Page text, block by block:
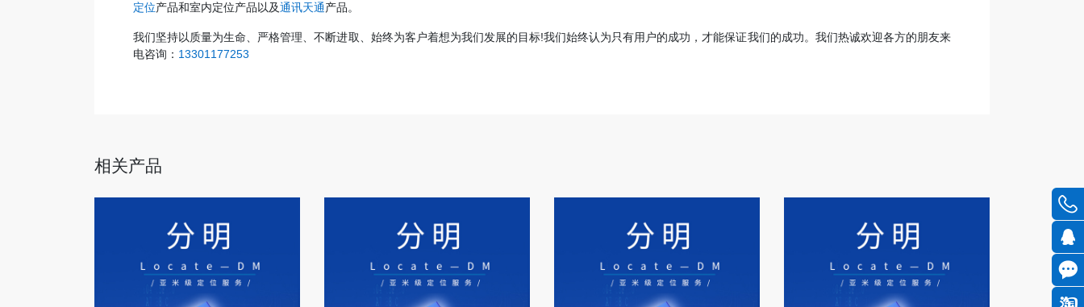
定位产品和室内定位产品以及通讯天通产品。
我们坚持以质量为生命、严格管理、不断进取、始终为客户着想为我们发展的目标!我们始终认为只有用户的成功，才能保证我们的成功。我们热诚欢迎各方的朋友来
电咨询： 13301177253
相关产品